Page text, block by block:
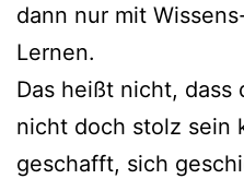
dann nur mit
Lernen.
Das heißt nicht,
nicht doch stolz sein
geschafft, sich